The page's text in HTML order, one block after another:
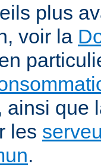
plus
voir la
ainsi que
les
.